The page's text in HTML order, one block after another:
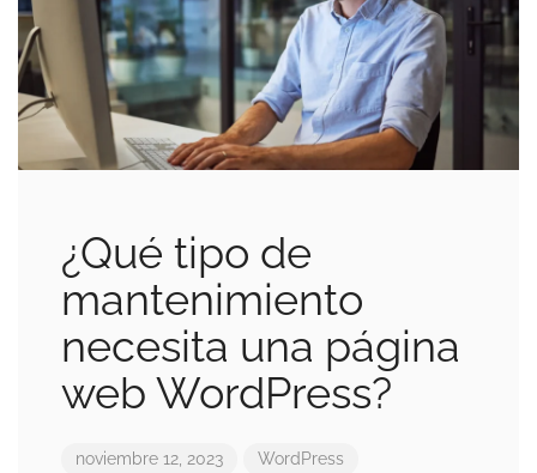
Categorías
Buscar
¿Qué tipo de
mantenimiento
necesita una página
web WordPress?
noviembre 12, 2023 WordPress